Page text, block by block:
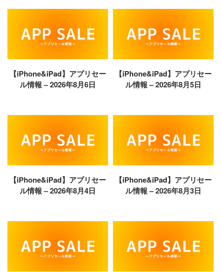
【iPhone&iPad】アプリセー
ル情報 – 2026年8月6日
【iPhone&iPad】アプリセー
ル情報 – 2026年8月5日
【iPhone&iPad】アプリセー
ル情報 – 2026年8月4日
【iPhone&iPad】アプリセー
ル情報 – 2026年8月3日